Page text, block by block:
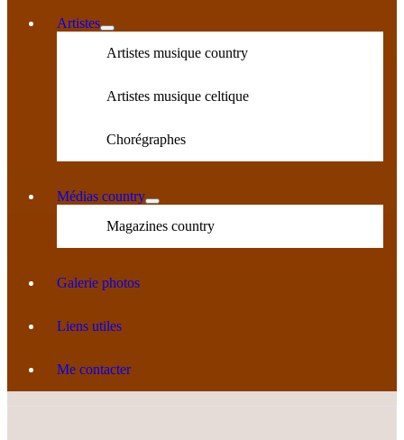
Artistes
Artistes musique country
Artistes musique celtique
Chorégraphes
Médias country
Magazines country
Galerie photos
Liens utiles
Me contacter